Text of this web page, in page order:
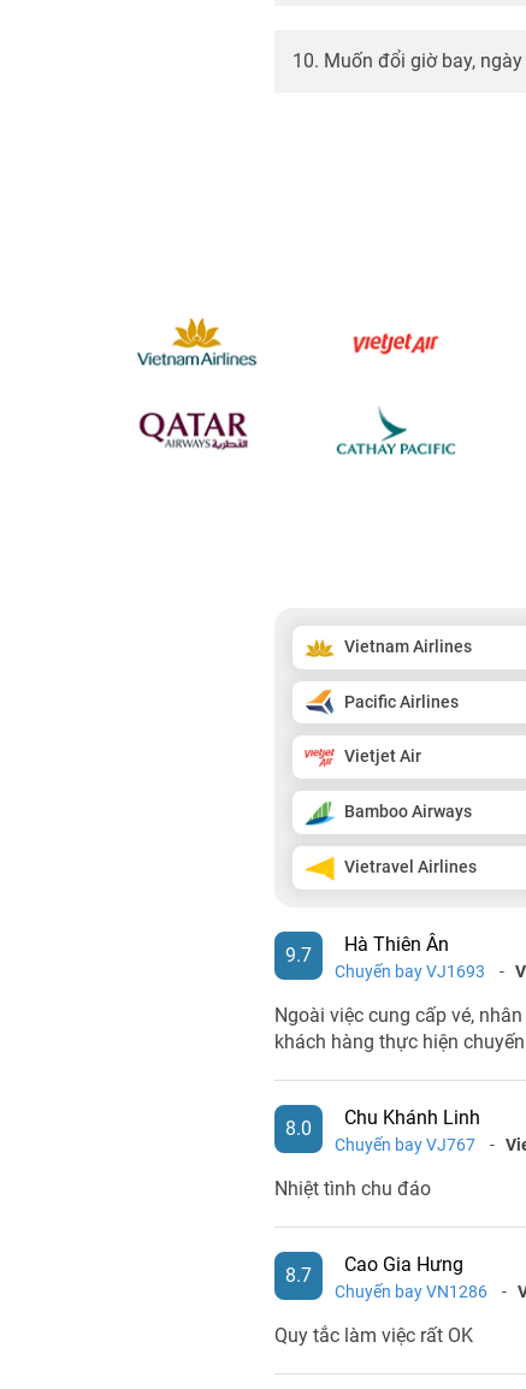
10. Muốn đổi giờ bay,
Vietnam Airlines
Pacific Airlines
Vietjet Air
Bamboo Airways
Vietravel Airlines
9.7 Hà Thiên Ân
Chuyến bay VJ1693 -
Ngoài việc cung cấp vé,
khách hàng thực hiện
8.0 Chu Khánh Linh
Chuyến bay VJ767 -
Nhiệt tình chu đáo
8.7 Cao Gia Hưng
Chuyến bay VN1286 -
Quy tắc làm việc rất OK